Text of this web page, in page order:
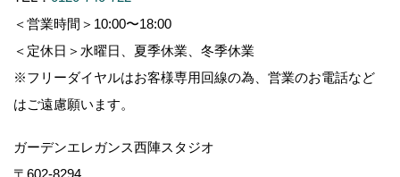
＜営業時間＞10:00〜18:00
＜定休日＞水曜日、夏季休業、冬季休業
※フリーダイヤルはお客様専用回線の為、営業のお電話など
はご遠慮願います。
ガーデンエレガンス西陣スタジオ
〒602-8294